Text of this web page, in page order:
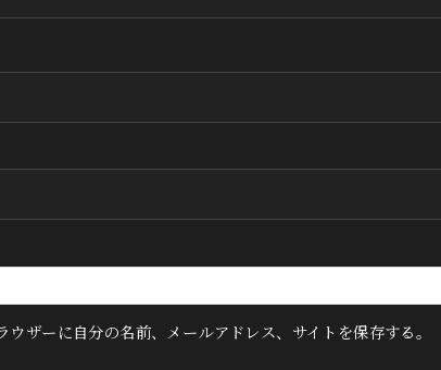
ザーに自分の名前、メールアドレス、サイトを保存する。